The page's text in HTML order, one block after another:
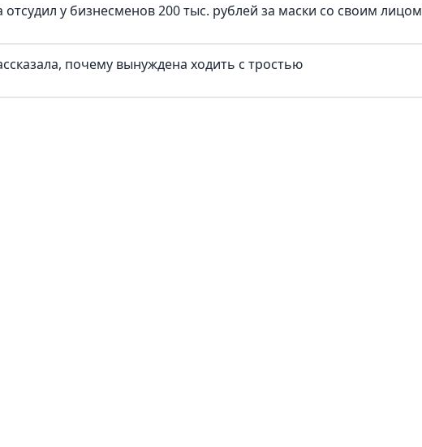
у бизнесменов 200 тыс. рублей за маски со своим лицом
почему вынуждена ходить с тростью